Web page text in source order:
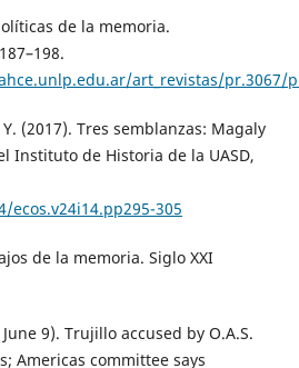
de la memoria.
art_revistas/pr.3067/
(2017). Tres semblanzas: Magaly
Instituto de Historia de la UASD,
305
de la memoria. Siglo XXI
9). Trujillo accused by O.A.S.
Americas committee says